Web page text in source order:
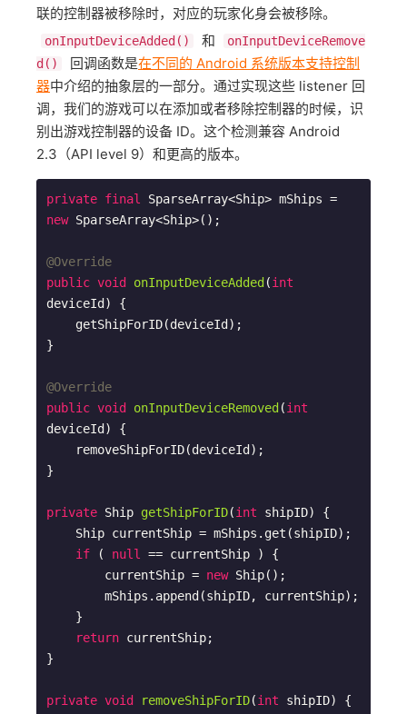
联的控制器被移除时，对应的玩家化身会被移除。
onInputDeviceAdded() 和
onInputDeviceRemove
d()
回调函数是在不同的 Android 系统版本支持控制
器中介绍的抽象层的一部分。通过实现这些 listener 回
调，我们的游戏可以在添加或者移除控制器的时候，识
别出游戏控制器的设备 ID。这个检测兼容 Android
2.3（API level 9）和更高的版本。
private final
new SparseArray<Ship>();
@Override
public void onInputDeviceAdded (int
deviceId)
{
}
@Override
public void onInputDeviceRemoved (int
deviceId)
{
}
private Ship getShipForID(int shipID)
{
if ( null
== currentShip ) {
        currentShip =
new Ship();
return currentShip;
}
private void removeShipForID(int shipID) {